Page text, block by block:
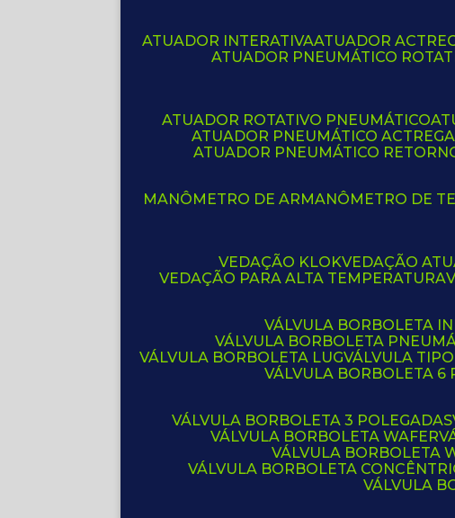
ATUADOR INTERATIVA ATUADOR
ATUADOR PNEUMÁTICO
ATUADOR ROTATIVO PNEUMÁTICO
ATUADOR PNEUMÁTICO ACTREG
ATUADOR PNEUMÁTICO
MANÔMETRO DE AR
MANÔMETRO DE
VEDAÇÃO KLOK VEDAÇÃO
VEDAÇÃO PARA ALTA TEMPERATURA
VÁLVULA BORBOLETA
VÁLVULA BORBOLETA
VÁLVULA BORBOLETA LUG VÁLVULA
VÁLVULA BORBOLETA 6
VÁLVULA BORBOLETA 3 POLEGADAS
VÁLVULA BORBOLETA WAFER
VÁLVULA BORBOLETA
VÁLVULA BORBOLETA
VÁLVULA